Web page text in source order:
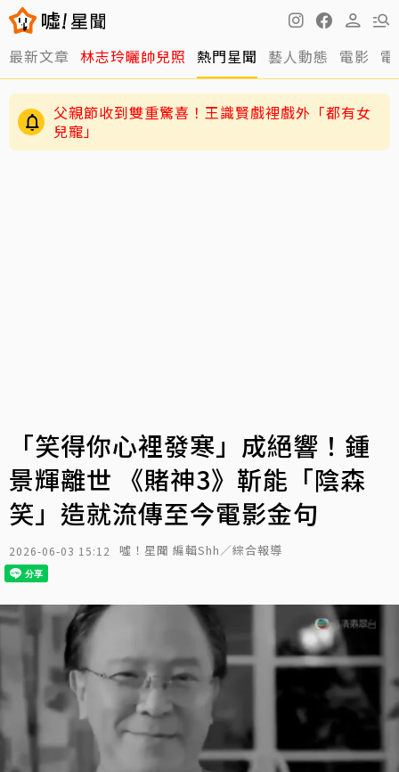
最新文章 林志玲曬帥兒照 熱門星聞 藝人動態 電影
父親節收到雙重驚喜！王識賢戲裡戲外「都有女
兒寵」
「笑得你心裡發寒」成絕響！鍾
景輝離世 《賭神3》靳能「陰森
笑」造就流傳至今電影金句
2026-06-03 15:12 噓！星聞 編輯Shh／綜合報導